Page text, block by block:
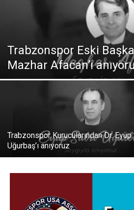
Trabzonspor Eski
Mazhar Afacan’ı
Trabzonspor Kurucularından Dr. Eyüp
Uğurbaş’ı anıyoruz